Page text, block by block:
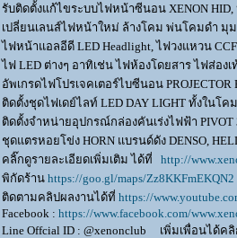
รับติดตั้งแก้ไขระบบไฟหน้าซีนอน XENON
เปลี่ยนเลนส์ไฟหน้าใหม่ ล้างโคม พ่นโคมดำ มุ
ไฟหน้าแอลอีดี LED Headlight, ไฟวงแหวน
ไฟ LED ต่างๆ อาทิเช่น ไฟห้องโดยสาร ไฟส่อ
อัพเกรดไฟโปรเจคเตอร์ไบซีนอน
ติดตั้งชุดไฟเดย์ไลท์ LED DAY LIGHT ทั้งในโ
ติดตั้งจำหน่ายอุปกรณ์กล่องคันเร่งไฟฟ้า PIVOT
ชุดแตรหอยโข่ง HORN แบรนด์ดัง DENSO,
คลิ๊กดูรายละเอียดเพิ่มเติม ได้ที่ http://
พิกัดร้าน https://goo.gl/maps/Zz8KKFmEKQN2
ติดตามคลิปผลงานได้ที่ https://
Facebook : https://www.facebook.com/
Line Offcial ID : @xenonclub เพิ่มเพื่อนได้ค